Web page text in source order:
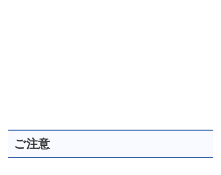
ご注意